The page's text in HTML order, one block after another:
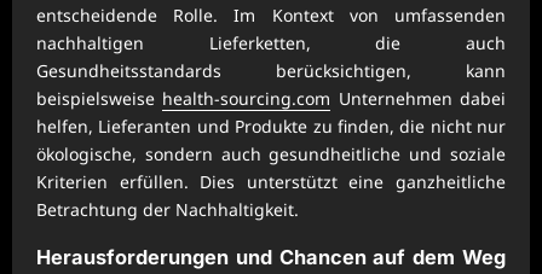
entscheidende Rolle. Im Kontext von umfassenden
nachhaltigen Lieferketten, die auch
Gesundheitsstandards berücksichtigen, kann
beispielsweise health-sourcing.com Unternehmen dabei
helfen, Lieferanten und Produkte zu finden, die nicht nur
ökologische, sondern auch gesundheitliche und soziale
Kriterien erfüllen. Dies unterstützt eine ganzheitliche
Betrachtung der Nachhaltigkeit.
Herausforderungen und Chancen auf dem Weg